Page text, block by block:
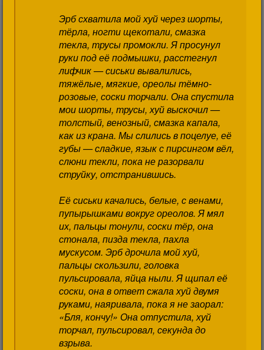
Эрб схватила мой хуй через шорты,
тёрла, ногти щекотали, смазка
текла, трусы промокли. Я просунул
руки под её подмышки, расстегнул
лифчик — сиськи вывалились,
тяжёлые, мягкие, ореолы тёмно-
розовые, соски торчали. Она спустила
мои шорты, трусы, хуй выскочил —
толстый, венозный, смазка капала,
как из крана. Мы слились в поцелуе, её
губы — сладкие, язык с пирсингом вёл,
слюни текли, пока не разорвали
струйку, отстранившись.
Её сиськи качались, белые, с венами,
пупырышками вокруг ореолов. Я мял
их, пальцы тонули, соски тёр, она
стонала, пизда текла, пахла
мускусом. Эрб дрочила мой хуй,
пальцы скользили, головка
пульсировала, яйца ныли. Я щипал её
соски, она в ответ сжала хуй двумя
руками, наяривала, пока я не заорал:
«Бля, кончу!» Она отпустила, хуй
торчал, пульсировал, секунда до
взрыва.